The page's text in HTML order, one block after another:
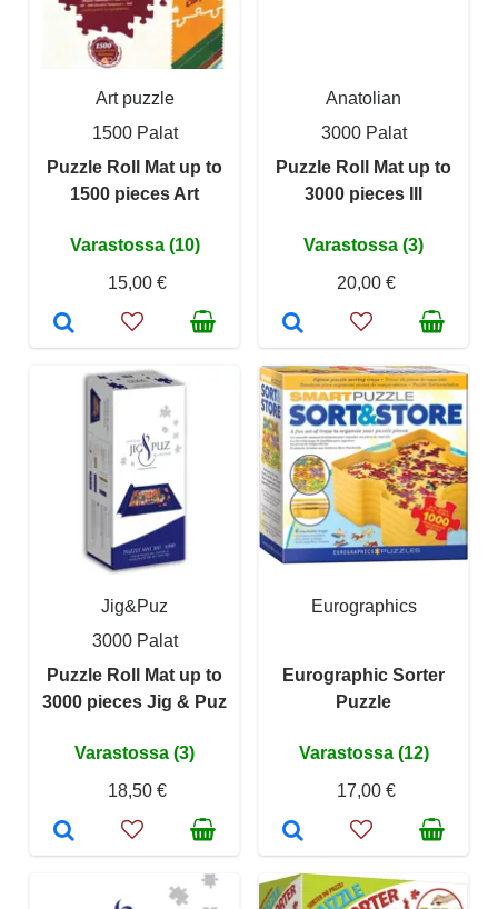
Art puzzle
1500 Palat
Puzzle Roll Mat up to
1500 pieces Art
Varastossa (10)
15,00 €
Anatolian
3000 Palat
Puzzle Roll Mat up to
3000 pieces III
Varastossa (3)
20,00 €
Jig&Puz
3000 Palat
Puzzle Roll Mat up to
3000 pieces Jig & Puz
Varastossa (3)
18,50 €
Eurographics
Eurographic Sorter
Puzzle
Varastossa (12)
17,00 €